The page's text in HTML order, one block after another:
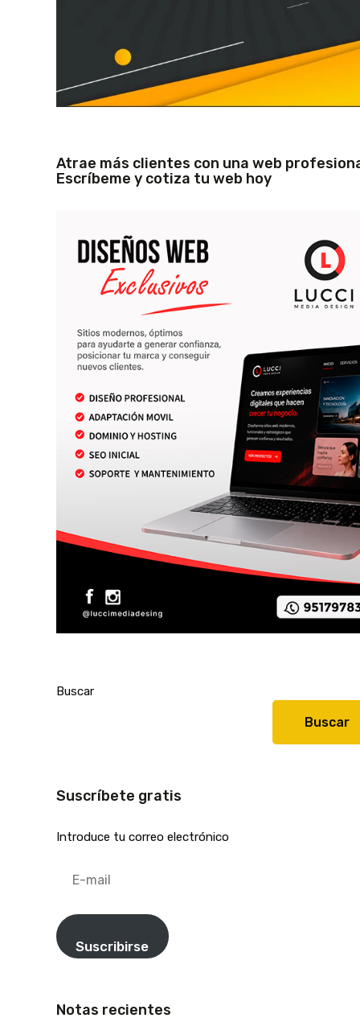
Atrae más clientes con una web
Escríbeme y cotiza tu web hoy
Buscar
Buscar
Suscríbete gratis
Introduce tu correo electrónico
mail
Suscribirse
Notas recientes